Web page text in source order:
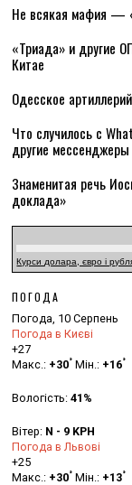
Не всякая мафия —
«Триада» и другие
Китае
Одесское
Что случилось с
другие мессенджеры
Знаменитая речь
доклада»
Курси долара, євро і
ПОГОДА
Погода, 10 Серпень
Погода в Києві
+27
Макс.: +30° Мін.: +16°
Вологість:41%
Вітер: N - 9 KPH
Погода в Львові
+25
Макс.: +30° Мін.: +13°